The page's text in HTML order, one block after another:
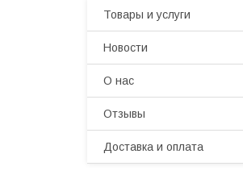
Товары и услуги
Новости
О нас
Отзывы
Доставка и оплата